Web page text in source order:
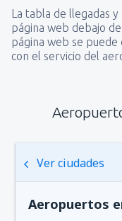
La tabla de llegadas
página web debajo
página web se
con el servicio del
Ver ciudades
Aeropuertos